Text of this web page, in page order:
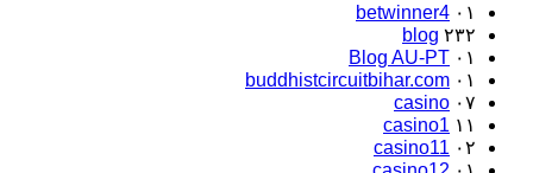
betwinner4 ۰۱
blog ۲۳۲
Blog AU-PT ۰۱
buddhistcircuitbihar.com ۰۱
casino ۰۷
casino1 ۱۱
casino11 ۰۲